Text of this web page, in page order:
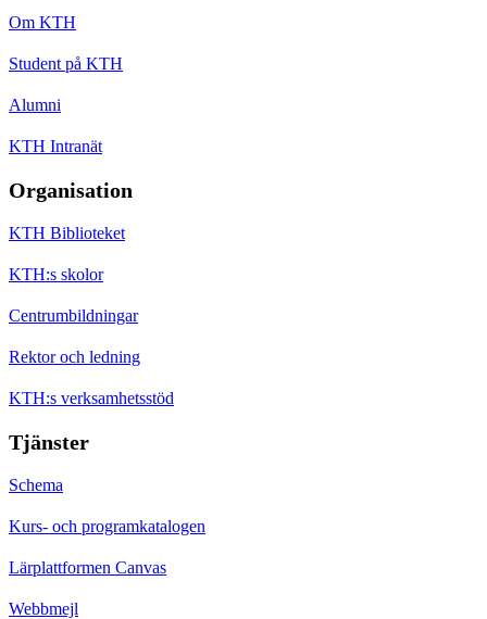
Om KTH
Student på KTH
Alumni
KTH Intranät
Organisation
KTH Biblioteket
KTH:s skolor
Centrumbildningar
Rektor och ledning
KTH:s verksamhetsstöd
Tjänster
Schema
Kurs- och programkatalogen
Lärplattformen Canvas
Webbmejl